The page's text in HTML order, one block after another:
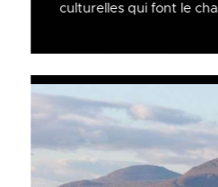
culturelles qui font le